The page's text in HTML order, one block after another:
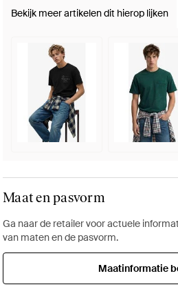
Bekijk meer artikelen dit hierop lijken
Maat en pasvorm
Ga naar de retailer voor actuele
van maten en de pasvorm.
Maatinformatie